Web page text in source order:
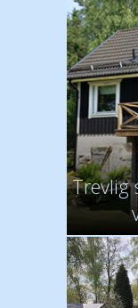
Trevlig